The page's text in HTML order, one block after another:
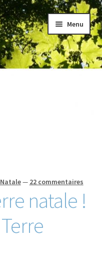
Menu
— 22 commentaires
natale !